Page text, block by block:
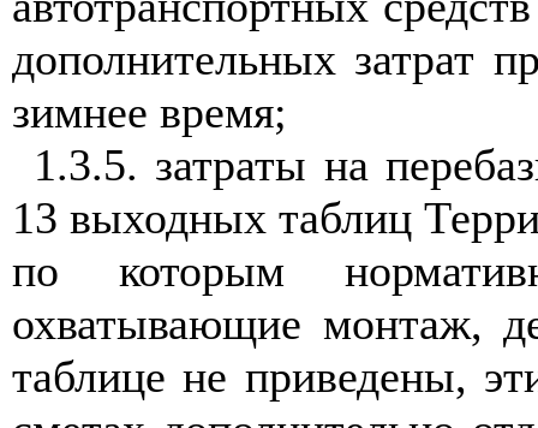
дополнительных затрат
зимнее время;
1.3.5. затраты на
13 выходных таблиц
по которым
охватывающие монтаж,
таблице не приведены,